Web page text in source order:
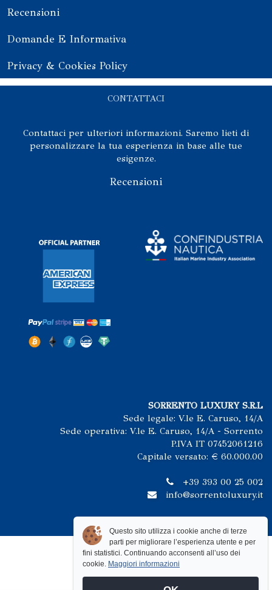
Recensioni
Domande E Informativa
Privacy & Cookies Policy
CONTATTACI
Contattaci per ulteriori informazioni. Saremo lieti di
personalizzare la tua esperienza in base alle tue
esigenze.
Recensioni
SORRENTO LUXURY S.R.L
Sede legale: V.le E. Caruso, 14/A
Sede operativa: V.le E. Caruso, 14/A - Sorrento
P.IVA IT 07452061216
Capitale versato: € 60.000.00
+39 393 00 25 002
info@sorrentoluxury.it
Questo sito utilizza i cookie anche di terze
parti per migliorare l’esperienza utente e per
fini statistici. Continuando acconsenti all’uso dei
cookie. Maggiori informazioni